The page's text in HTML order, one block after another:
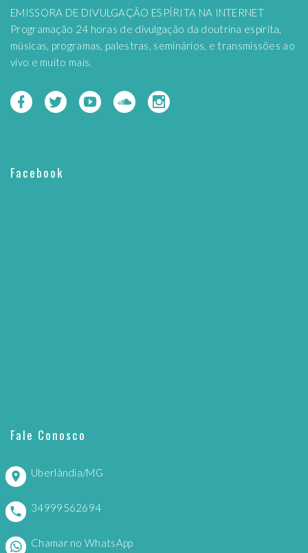
EMISSORA DE DIVULGAÇÃO ESPÍRITA NA INTERNET
Programação 24 horas de divulgação da doutrina espírita,
músicas, programas, palestras, seminários, e transmissões ao
vivo e muito mais.
Facebook
Fale Conosco
Uberlândia/MG
34999562694
Chamar no WhatsApp